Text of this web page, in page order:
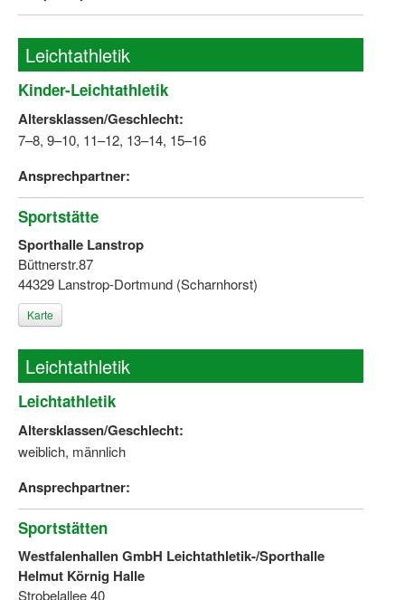
Wir über uns "Leitbild"
Vorstand Sportjugend
Ferienfreizeiten
Sporthelferforum
Kinder- und Jugendqualifizierung
Kinderschutz im Sport
Leichtathletik
Kinder-Leichtathletik
Altersklassen/Geschlecht:
7–8, 9–10, 11–12, 13–14, 15–16
Ansprechpartner:
Sportstätte
Sporthalle Lanstrop
Büttnerstr.87
44329 Lanstrop-Dortmund (Scharnhorst)
Karte
Leichtathletik
Leichtathletik
Altersklassen/Geschlecht:
weiblich, männlich
Ansprechpartner:
Sportstätten
Westfalenhallen GmbH Leichtathletik-/Sporthalle
Helmut Körnig Halle
Strobelallee 40